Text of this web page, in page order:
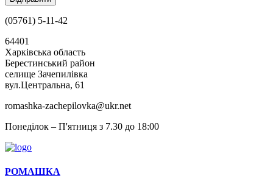
(05761) 5-11-42
64401
Харківська область
Берестинський район
селище Зачепилівка
вул.Центральна, 61
romashka-zachepilovka@ukr.net
Понеділок – П'ятниця з 7.30 до 18:00
РОМАШКА